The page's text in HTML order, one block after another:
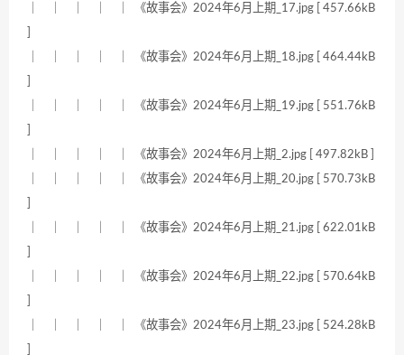
｜ ｜ ｜ ｜ ｜ 《故事会》2024年6月上期_17.jpg [ 457.66kB
｜ ｜ ｜ ｜ ｜ 《故事会》2024年6月上期_18.jpg [ 464.44kB
｜ ｜ ｜ ｜ ｜ 《故事会》2024年6月上期_19.jpg [ 551.76kB
｜ ｜ ｜ ｜ ｜ 《故事会》2024年6月上期_2.jpg [ 497.82kB ]
｜ ｜ ｜ ｜ ｜ 《故事会》2024年6月上期_20.jpg [ 570.73kB
｜ ｜ ｜ ｜ ｜ 《故事会》2024年6月上期_21.jpg [ 622.01kB
｜ ｜ ｜ ｜ ｜ 《故事会》2024年6月上期_22.jpg [ 570.64kB
｜ ｜ ｜ ｜ ｜ 《故事会》2024年6月上期_23.jpg [ 524.28kB